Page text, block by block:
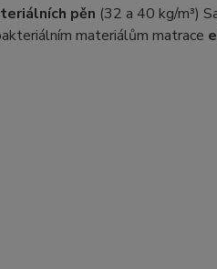
pěn (32 a 40 kg/m³)
materiálům matrace